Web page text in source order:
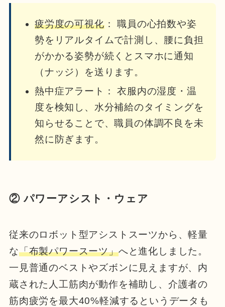
疲労度の可視化： 職員の心拍数や姿
勢をリアルタイムで計測し、腰に負担
がかかる姿勢が続くとスマホに通知
（ナッジ）を送ります。
熱中症アラート： 衣服内の湿度・温
度を検知し、水分補給のタイミングを
知らせることで、職員の体調不良を未
然に防ぎます。
② パワーアシスト・ウェア
従来のロボット型アシストスーツから、軽量
な「布製パワースーツ」へと進化しました。
一見普通のベストやズボンに見えますが、内
蔵された人工筋肉が動作を補助し、介護者の
筋肉疲労を最大40%軽減するというデータも